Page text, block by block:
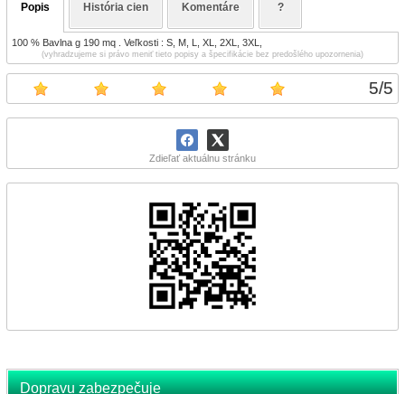
5/5
Zdieľať aktuálnu stránku
Dopravu zabezpečuje
Popis História cien Komentáre ?
100 % Bavlna g 190 mq . Veľkosti : S, M, L, XL, 2XL, 3XL,
(vyhradzujeme si právo meniť tieto popisy a špecifikácie bez predošlého upozornenia)